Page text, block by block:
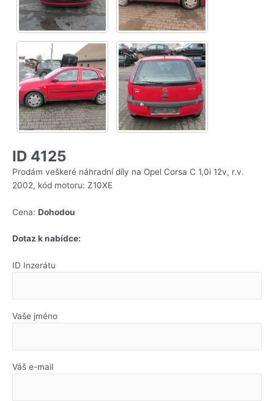
ID 4125
Prodám veškeré náhradní díly na Opel Corsa C 1,0i 12v, r.v.
2002, kód motoru: Z10XE
Cena: Dohodou
Dotaz k nabídce:
ID Inzerátu
Vaše jméno
Váš e-mail